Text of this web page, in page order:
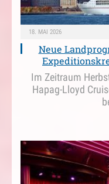
18. MAI 2026
Neue
Im Zeitraum
Hapag-Lloyd